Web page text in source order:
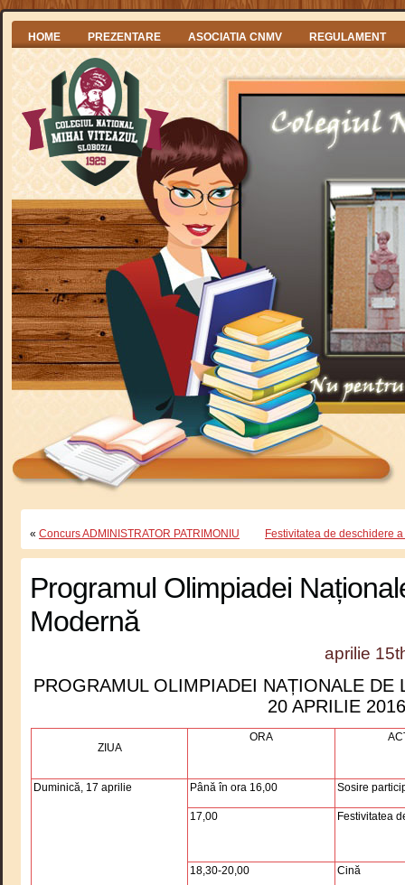
HOME PREZENTARE ASOCIATIA CNMV REGULAMENT
« Concurs ADMINISTRATOR PATRIMONIU Festivitatea de deschidere
Programul Olimpiadei
Modernă
aprilie
PROGRAMUL OLIMPIADEI NAȚIONALE DE
20 APRILIE 2016
ZIUA
ORA
Duminică, 17 aprilie Până în ora 16,00 Sosire
17,00 Festivitatea
18,30-20,00 Cină